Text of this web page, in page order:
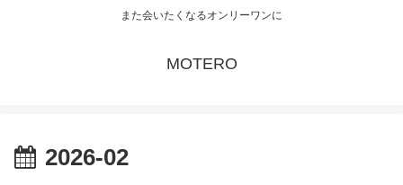
また会いたくなるオンリーワンに
MOTERO
2026-02